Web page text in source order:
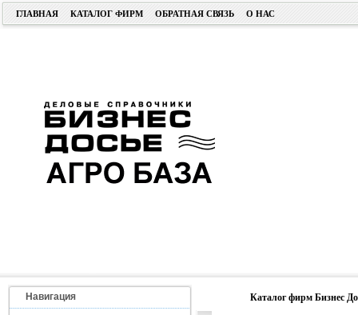
ГЛАВНАЯ КАТАЛОГ ФИРМ ОБРАТНАЯ СВЯЗЬ О НАС
Навигация Каталог фирм Бизнес